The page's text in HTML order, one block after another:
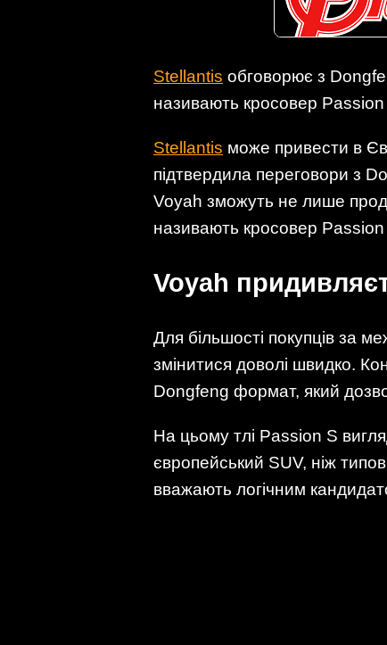
Stellantis обговорює з
називають кросовер
Stellantis може привести в
підтвердила переговори з
Voyah зможуть не лише
називають кросовер Passion
Voyah
Для більшості покупців за
змінитися доволі швидко.
Dongfeng формат, який
На цьому тлі Passion S
європейський SUV, ніж
вважають логічним